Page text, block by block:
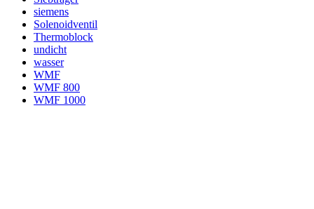
siemens
Solenoidventil
Thermoblock
undicht
wasser
WMF
WMF 800
WMF 1000